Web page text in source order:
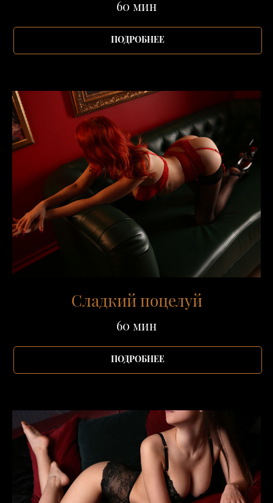
60 мин
ПОДРОБНЕЕ
Сладкий поцелуй
60 мин
ПОДРОБНЕЕ